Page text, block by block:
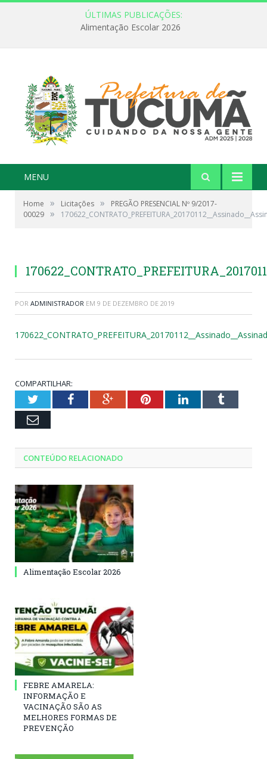
ÚLTIMAS PUBLICAÇÕES:
Alimentação Escolar 2026
MENU
Home » Licitações »
PREGÃO PRESENCIAL Nº 9/2017-
00029 »
POR ADMINISTRADOR EM 9 DE DEZEMBRO DE 2019
COMPARTILHAR:
TwitterFacebookGoogle+PinterestLinkedInTumblr
Email
CONTEÚDO RELACIONADO
Alimentação Escolar 2026
FEBRE AMARELA:
INFORMAÇÃO E
VACINAÇÃO SÃO AS
MELHORES FORMAS DE
PREVENÇÃO